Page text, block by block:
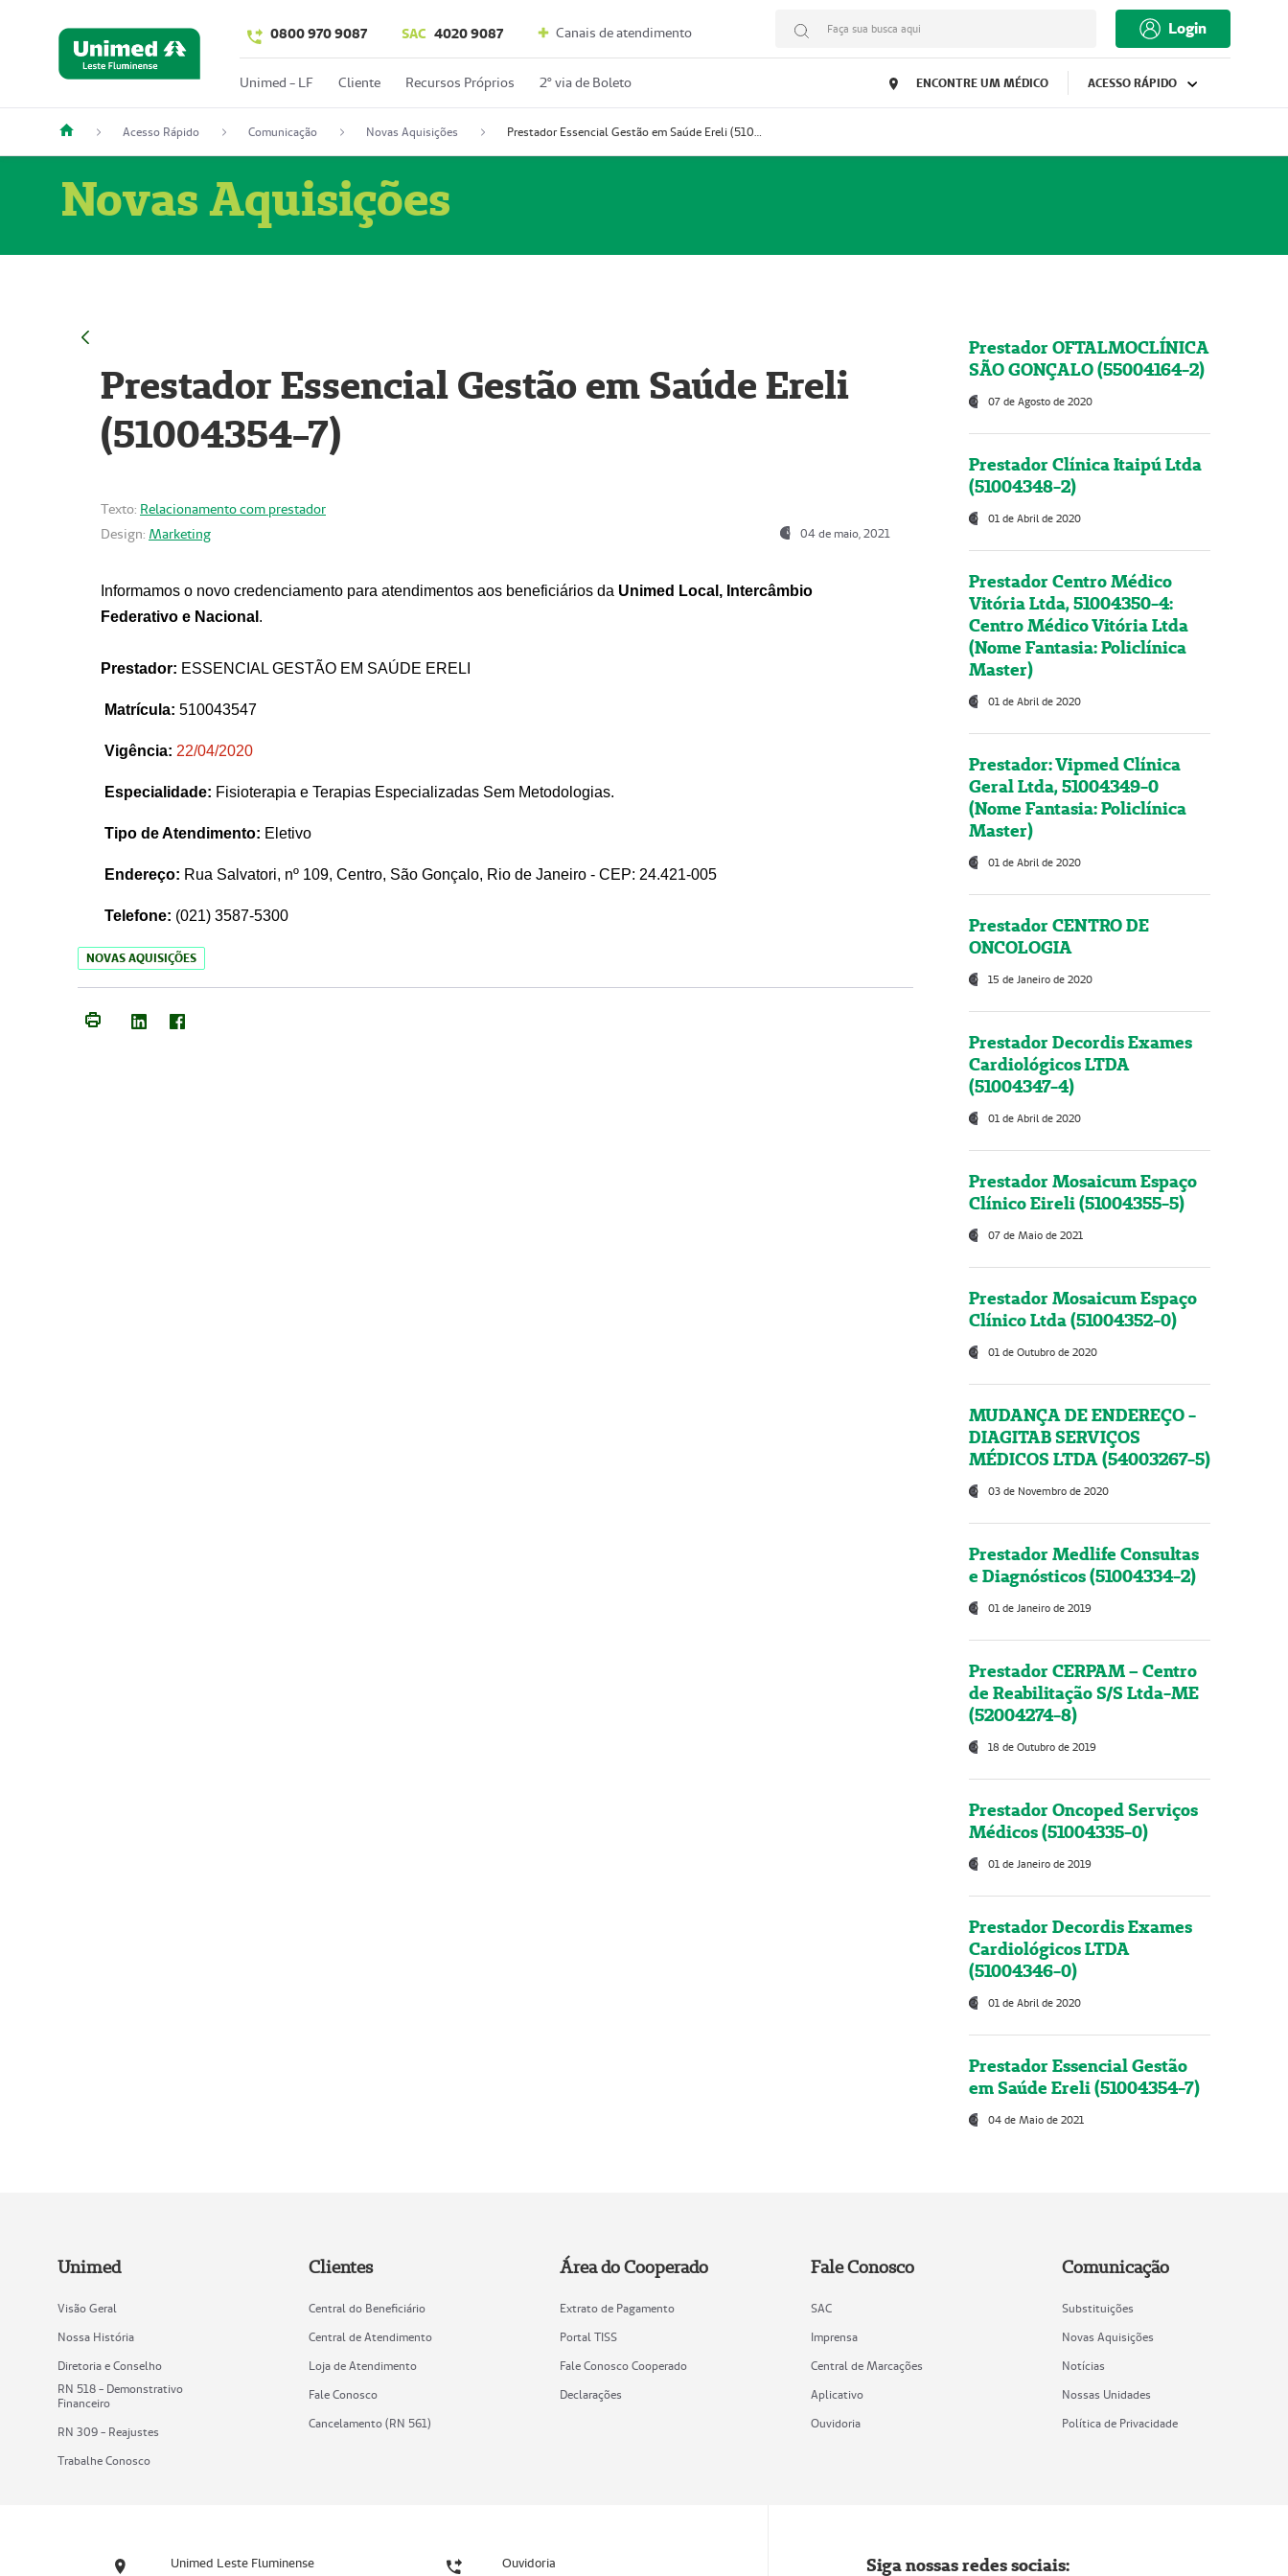
0800 970 9087 SAC 4020 9087 Canais de atendimento Faça sua busca aqui Login
Unimed - LF Cliente Recursos Próprios 2º via de Boleto ENCONTRE UM MÉDICO ACESSO RÁPIDO
Acesso Rápido Comunicação Novas Aquisições Prestador Essencial Gestão em Saúde Ereli (51004354-7)
Novas Aquisições
Prestador Essencial Gestão em Saúde Ereli
(51004354-7)
Texto: Relacionamento com prestador
Design: Marketing 04 de maio, 2021
Informamos o novo credenciamento para atendimentos aos beneficiários da Unimed Local, Intercâmbio
Federativo e Nacional .
Prestador: ESSENCIAL GESTÃO EM SAÚDE ERELI
Matrícula: 510043547
Vigência: 22/04/2020
Especialidade: Fisioterapia e Terapias Especializadas Sem Metodologias.
Tipo de Atendimento: Eletivo
Endereço: Rua Salvatori, nº 109, Centro, São Gonçalo, Rio de Janeiro - CEP: 24.421-005
Telefone: (021) 3587-5300
NOVAS AQUISIÇÕES
Prestador OFTALMOCLÍNICA
SÃO GONÇALO (55004164-2)
07 de Agosto de 2020
Prestador Clínica Itaipú Ltda
(51004348-2)
01 de Abril de 2020
Prestador Centro Médico
Vitória Ltda, 51004350-4:
Centro Médico Vitória Ltda
(Nome Fantasia: Policlínica
Master)
01 de Abril de 2020
Prestador: Vipmed Clínica
Geral Ltda, 51004349-0
(Nome Fantasia: Policlínica
Master)
01 de Abril de 2020
Prestador CENTRO DE
ONCOLOGIA
15 de Janeiro de 2020
Prestador Decordis Exames
Cardiológicos LTDA
(51004347-4)
01 de Abril de 2020
Prestador Mosaicum Espaço
Clínico Eireli (51004355-5)
07 de Maio de 2021
Prestador Mosaicum Espaço
Clínico Ltda (51004352-0)
01 de Outubro de 2020
MUDANÇA DE ENDEREÇO -
DIAGITAB SERVIÇOS
MÉDICOS LTDA (54003267-5)
03 de Novembro de 2020
Prestador Medlife Consultas
e Diagnósticos (51004334-2)
01 de Janeiro de 2019
Prestador CERPAM – Centro
de Reabilitação S/S Ltda-ME
(52004274-8)
18 de Outubro de 2019
Prestador Oncoped Serviços
Médicos (51004335-0)
01 de Janeiro de 2019
Prestador Decordis Exames
Cardiológicos LTDA
(51004346-0)
01 de Abril de 2020
Prestador Essencial Gestão
em Saúde Ereli (51004354-7)
04 de Maio de 2021
Unimed
Visão Geral
Nossa História
Diretoria e Conselho
RN 518 - Demonstrativo
Financeiro
RN 309 - Reajustes
Trabalhe Conosco
Clientes
Central do Beneficiário
Central de Atendimento
Loja de Atendimento
Fale Conosco
Cancelamento (RN 561)
Área do Cooperado
Extrato de Pagamento
Portal TISS
Fale Conosco Cooperado
Declarações
Fale Conosco
SAC
Imprensa
Central de Marcações
Aplicativo
Ouvidoria
Comunicação
Substituições
Novas Aquisições
Notícias
Nossas Unidades
Política de Privacidade
Unimed Leste Fluminense Ouvidoria Siga nossas redes sociais: